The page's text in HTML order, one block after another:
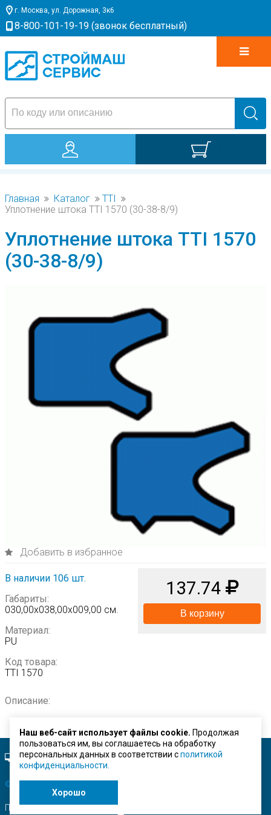
г. Москва, ул. Дорожная, 3к6
8-800-101-19-19 (звонок бесплатный)
Главная Каталог
TTI
Уплотнение штока TTI 1570 (30-38-8/9)
Уплотнение штока TTI 1570
(30-38-8/9)
Добавить в избранное
В наличии 106 шт.
Габариты:
030,00х038,00х009,00 см.
Материал:
PU
Код товара:
TTI 1570
137.74
В корзину
Описание:
Полная версия сайта.
© ЗАО "Строймашсервис"
Поисковое продвижение
Наш веб-сайт использует файлы cookie. Продолжая
пользоваться им, вы соглашаетесь на обработку
персональных данных в соответствии сполитикой
конфиденциальности.
Хорошо